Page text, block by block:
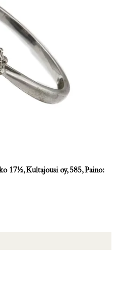
17½, Kultajousi oy, 585, Paino: